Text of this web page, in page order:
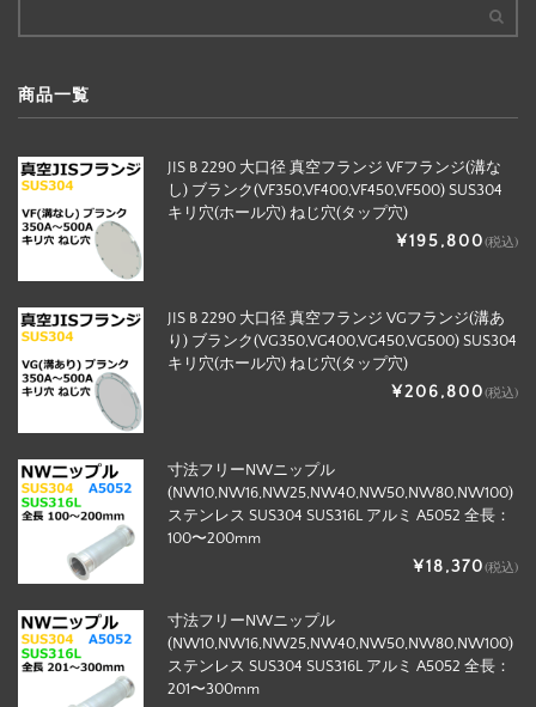
商品一覧
JIS B 2290 大口径 真空フランジ VFフランジ(溝な
し) ブランク(VF350,VF400,VF450,VF500) SUS304
キリ穴(ホール穴) ねじ穴(タップ穴)
¥195,800(税込)
JIS B 2290 大口径 真空フランジ VGフランジ(溝あ
り) ブランク(VG350,VG400,VG450,VG500) SUS304
キリ穴(ホール穴) ねじ穴(タップ穴)
¥206,800(税込)
寸法フリーNWニップル
(NW10,NW16,NW25,NW40,NW50,NW80,NW100)
ステンレス SUS304 SUS316L アルミ A5052 全長：
100〜200mm
¥18,370(税込)
寸法フリーNWニップル
(NW10,NW16,NW25,NW40,NW50,NW80,NW100)
ステンレス SUS304 SUS316L アルミ A5052 全長：
201〜300mm